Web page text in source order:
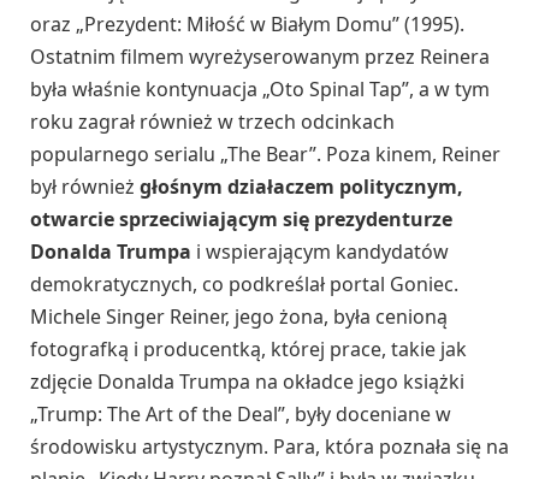
oraz „Prezydent: Miłość w Białym Domu” (1995).
Ostatnim filmem wyreżyserowanym przez Reinera
była właśnie kontynuacja „Oto Spinal Tap”, a w tym
roku zagrał również w trzech odcinkach
popularnego serialu „The Bear”. Poza kinem, Reiner
był również głośnym działaczem politycznym,
otwarcie sprzeciwiającym się prezydenturze
Donalda Trumpa i wspierającym kandydatów
demokratycznych, co podkreślał portal Goniec.
Michele Singer Reiner, jego żona, była cenioną
fotografką i producentką, której prace, takie jak
zdjęcie Donalda Trumpa na okładce jego książki
„Trump: The Art of the Deal”, były doceniane w
środowisku artystycznym. Para, która poznała się na